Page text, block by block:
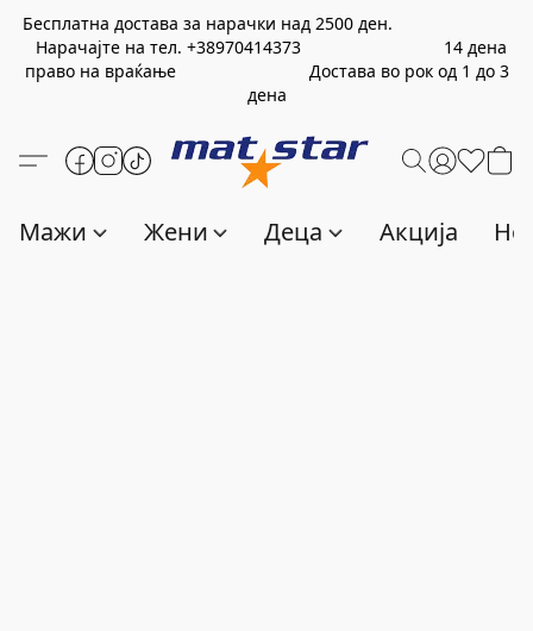
Бесплатна достава за нарачки над 2500 ден.
Нарачајте на тел. +38970414373 14 дена
право на враќање Достава во рок од 1 до 3
дена
Мажи Жени Деца Акција